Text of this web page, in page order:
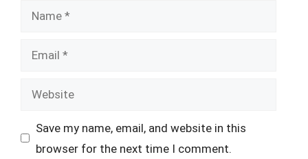
Name
Email
Website
Save my name, email, and website in this
browser for the next time I comment.